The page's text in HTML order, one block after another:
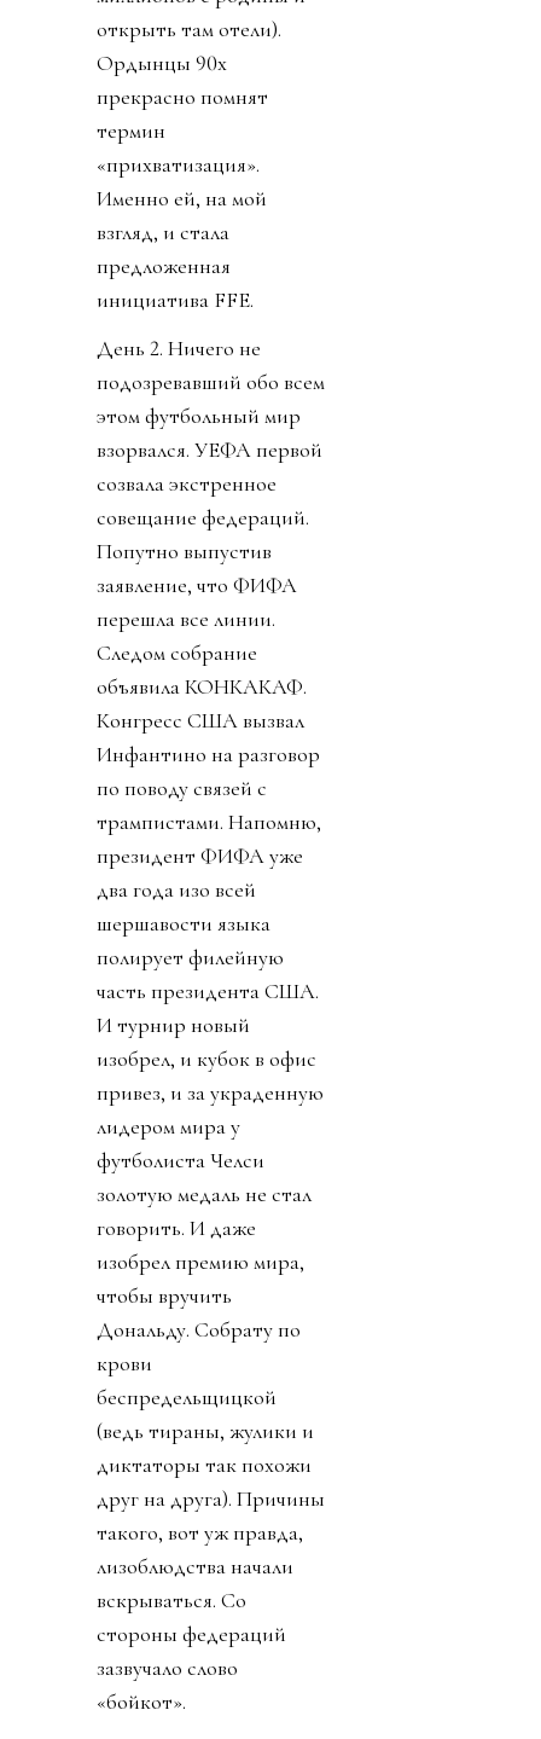
открыть там отели).
Ордынцы 90х
прекрасно помнят
термин
«прихватизация».
Именно ей, на мой
взгляд, и стала
предложенная
инициатива FFE.
День 2. Ничего не
подозревавший обо всем
этом футбольный мир
взорвался. УЕФА первой
созвала экстренное
совещание федераций.
Попутно выпустив
заявление, что ФИФА
перешла все линии.
Следом собрание
объявила КОНКАКАФ.
Конгресс США вызвал
Инфантино на разговор
по поводу связей с
трампистами. Напомню,
президент ФИФА уже
два года изо всей
шершавости языка
полирует филейную
часть президента США.
И турнир новый
изобрел, и кубок в офис
привез, и за украденную
лидером мира у
футболиста Челси
золотую медаль не стал
говорить. И даже
изобрел премию мира,
чтобы вручить
Дональду. Собрату по
крови
беспредельщицкой
(ведь тираны, жулики и
диктаторы так похожи
друг на друга). Причины
такого, вот уж правда,
лизоблюдства начали
вскрываться. Со
стороны федераций
зазвучало слово
«бойкот».